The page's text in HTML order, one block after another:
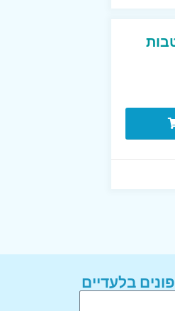
בלעדיים